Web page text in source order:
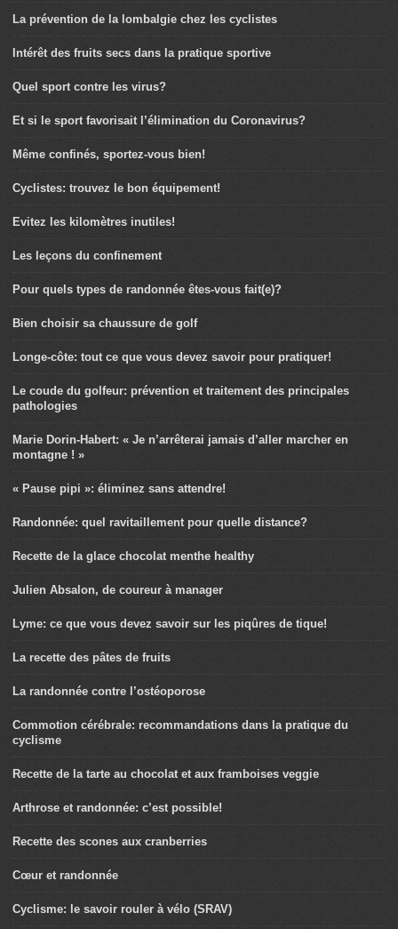
La prévention de la lombalgie chez les cyclistes
Intérêt des fruits secs dans la pratique sportive
Quel sport contre les virus?
Et si le sport favorisait l’élimination du Coronavirus?
Même confinés, sportez-vous bien!
Cyclistes: trouvez le bon équipement!
Evitez les kilomètres inutiles!
Les leçons du confinement
Pour quels types de randonnée êtes-vous fait(e)?
Bien choisir sa chaussure de golf
Longe-côte: tout ce que vous devez savoir pour pratiquer!
Le coude du golfeur: prévention et traitement des principales
pathologies
Marie Dorin-Habert: « Je n’arrêterai jamais d’aller marcher en
montagne ! »
« Pause pipi »: éliminez sans attendre!
Randonnée: quel ravitaillement pour quelle distance?
Recette de la glace chocolat menthe healthy
Julien Absalon, de coureur à manager
Lyme: ce que vous devez savoir sur les piqûres de tique!
La recette des pâtes de fruits
La randonnée contre l’ostéoporose
Commotion cérébrale: recommandations dans la pratique du
cyclisme
Recette de la tarte au chocolat et aux framboises veggie
Arthrose et randonnée: c’est possible!
Recette des scones aux cranberries
Cœur et randonnée
Cyclisme: le savoir rouler à vélo (SRAV)